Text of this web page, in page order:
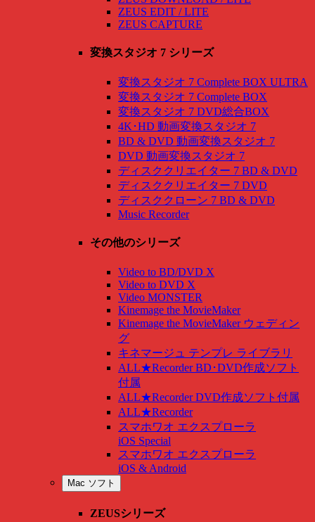
ZEUS EDIT / LITE
ZEUS CAPTURE
変換スタジオ 7 シリーズ
変換スタジオ 7 Complete BOX ULTRA
変換スタジオ 7 Complete BOX
変換スタジオ 7 DVD総合BOX
4K･HD 動画変換スタジオ 7
BD & DVD 動画変換スタジオ 7
DVD 動画変換スタジオ 7
ディスククリエイター 7 BD & DVD
ディスククリエイター 7 DVD
ディスククローン 7 BD & DVD
Music Recorder
その他のシリーズ
Video to BD/DVD X
Video to DVD X
Video MONSTER
Kinemage the MovieMaker
Kinemage the MovieMaker ウェディン
グ
キネマージュ テンプレ ライブラリ
ALL★Recorder BD･DVD作成ソフト
付属
ALL★Recorder DVD作成ソフト付属
ALL★Recorder
スマホワオ エクスプローラ
iOS Special
スマホワオ エクスプローラ
iOS & Android
Mac ソフト
ZEUSシリーズ